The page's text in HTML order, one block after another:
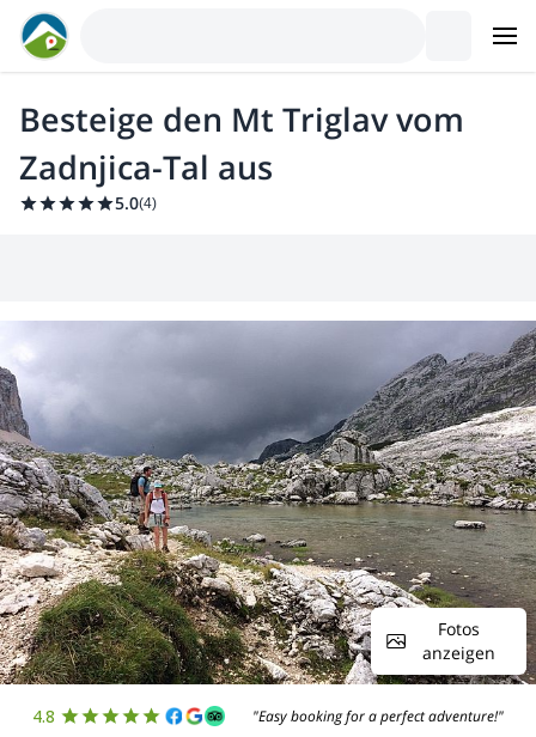
Besteige den Mt Triglav vom
Zadnjica-Tal aus
5.0(4)
Fotos
anzeigen
4.8 "Easy booking for a perfect adventure!"